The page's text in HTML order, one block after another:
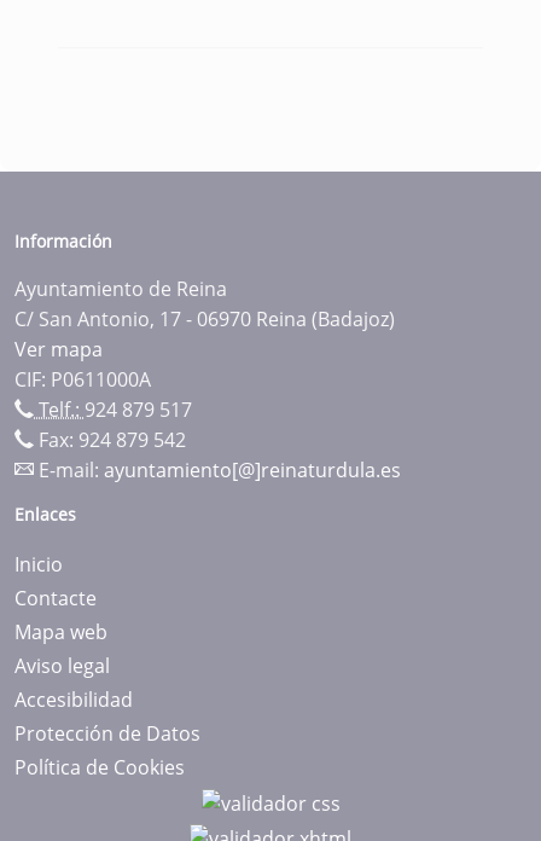
Información
Ayuntamiento de Reina
C/ San Antonio, 17 - 06970 Reina (Badajoz)
Ver mapa
CIF: P0611000A
Telf.: 924 879 517
Fax: 924 879 542
E-mail: ayuntamiento[@]reinaturdula.es
Enlaces
Inicio
Contacte
Mapa web
Aviso legal
Accesibilidad
Protección de Datos
Política de Cookies